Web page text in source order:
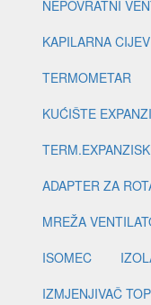
NEPOVRATNI
KAPILARNA CIJEV
TERMOMETAR
KUĆIŠTE
ADAPTER ZA
MREŽA
ISOMEC
IZMJENJIVAČ